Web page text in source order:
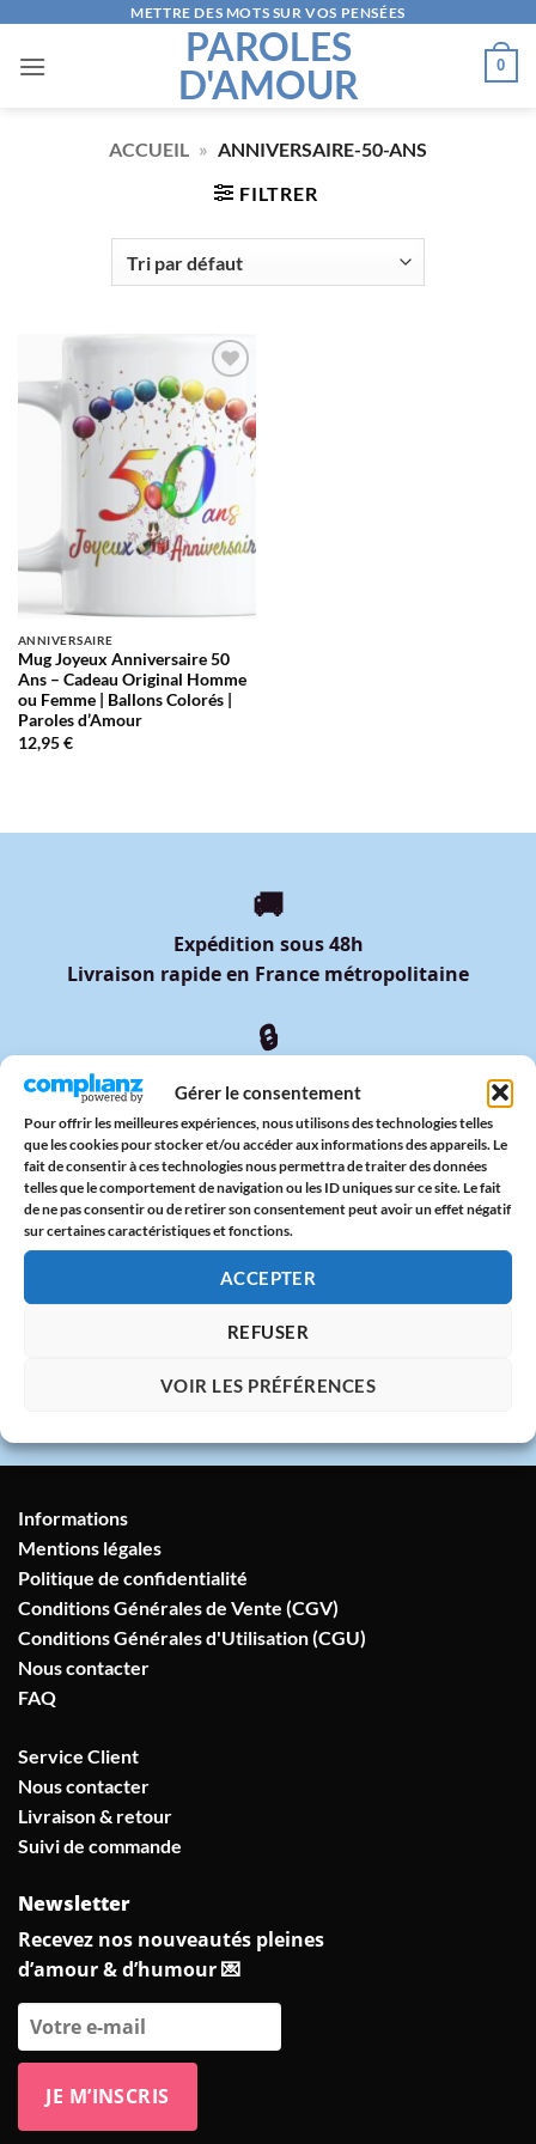
Gérer le consentement
Pour offrir les meilleures expériences, nous utilisons des technologies telles
que les cookies pour stocker et/ou accéder aux informations des appareils. Le
fait de consentir à ces technologies nous permettra de traiter des données
telles que le comportement de navigation ou les ID uniques sur ce site. Le fait
de ne pas consentir ou de retirer son consentement peut avoir un effet négatif
sur certaines caractéristiques et fonctions.
ACCEPTER
REFUSER
VOIR LES PRÉFÉRENCES
contenu
METTRE DES MOTS SUR VOS PENSÉES
PAROLES
D'AMOUR
0
ACCUEIL » ANNIVERSAIRE-50-ANS
FILTRER
AJOUTER
À LA
LISTE
D’ENVIES
ANNIVERSAIRE
Mug Joyeux Anniversaire 50
Ans – Cadeau Original Homme
ou Femme | Ballons Colorés |
Paroles d’Amour
12,95€
🚚
Expédition sous 48h
Livraison rapide en France métropolitaine
🔒
CB & PayPal sur serveur protégé
🇫🇷
Atelier en France
Imprimé avec amour dans notre atelier à
Marseille
💬
Service client humain
Informations
Mentions légales
Politique de confidentialité
Conditions Générales de Vente (CGV)
Conditions Générales d'Utilisation (CGU)
Nous contacter
FAQ
Service Client
Nous contacter
Livraison & retour
Suivi de commande
Newsletter
Recevez nos nouveautés pleines
d’amour & d’humour 💌